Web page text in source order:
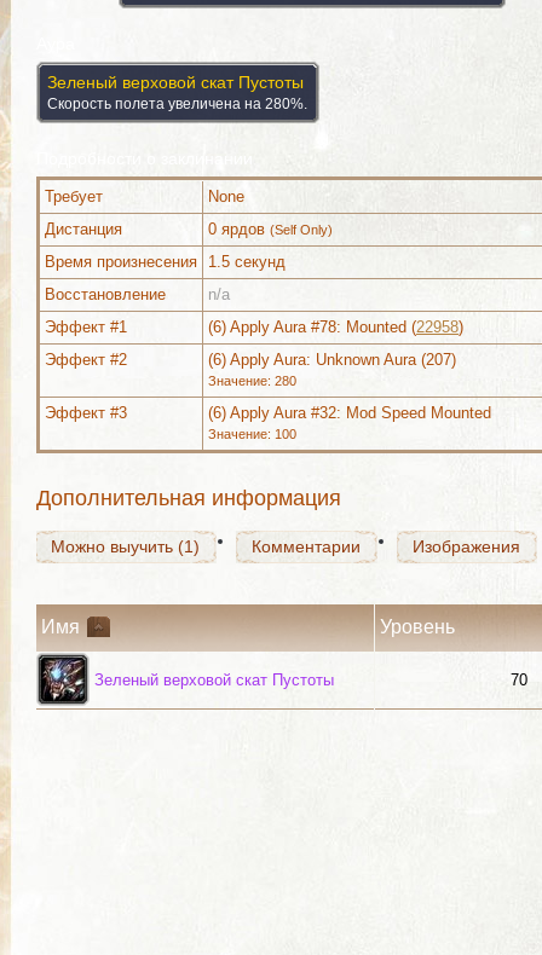
Зеленый верховой скат Пустоты
Скорость полета увеличена на 280%.
Требует
None
Дистанция
0 ярдов (Self Only)
Время произнесения
1.5 секунд
Восстановление
n/a
Эффект #1
(6) Apply Aura #78: Mounted (22958)
Эффект #2
(6) Apply Aura: Unknown Aura (207)
Значение: 280
Эффект #3 (6) Apply Aura #32: Mod Speed Mounted
Значение: 100
Дополнительная информация
Можно выучить (1) Комментарии Изображения
Можно выучить (1) Комментарии Изображения
Можно выучить (1) Комментарии Изображения
Имя Уровень
Зеленый верховой скат Пустоты 70